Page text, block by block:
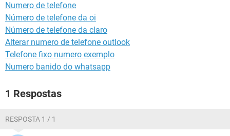
GUIA DE COMPRAS
Numero de telefone
Número de telefone da oi
Número de telefone da claro
Alterar numero de telefone outlook
Telefone fixo numero exemplo
Numero banido do whatsapp
1 Respostas
RESPOSTA 1 / 1